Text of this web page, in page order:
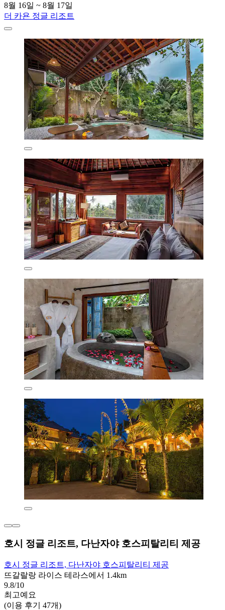
8월 16일 ~ 8월 17일
더 카욘 정글 리조트
호시 정글 리조트, 다난자야 호스피탈리티 제공
호시 정글 리조트, 다난자야 호스피탈리티 제공
뜨갈랄랑 라이스 테라스에서 1.4km
9.8/10
최고예요
(이용 후기 47개)